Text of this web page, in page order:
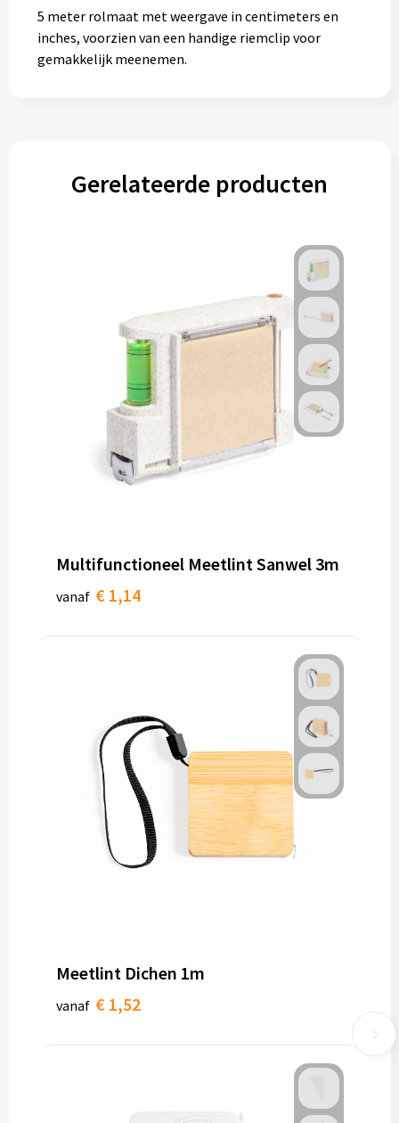
5 meter rolmaat met weergave in centimeters en
inches, voorzien van een handige riemclip voor
gemakkelijk meenemen.
Gerelateerde producten
Multifunctioneel Meetlint Sanwel 3m
vanaf € 1,14
Meetlint Dichen 1m
vanaf € 1,52